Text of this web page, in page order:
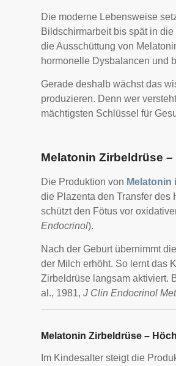
Die moderne Lebensweise
Bildschirmarbeit bis spät in
die Ausschüttung von
hormonelle Dysbalancen und
Gerade deshalb wächst das
produzieren. Denn wer
mächtigsten Schlüssel für
Melatonin Zirbeldrüse
Die Produktion von Melatonin
die Plazenta den Transfer des
schützt den Fötus vor
Endocrinol).
Nach der Geburt übernimmt
der Milch erhöht. So lernt das
Zirbeldrüse langsam aktiviert.
al., 1981, J Clin Endocrinol
Melatonin Zirbeldrüse –
Im Kindesalter steigt die